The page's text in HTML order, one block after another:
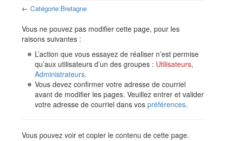
← Catégorie:Bretagne
Vous ne pouvez pas modifier cette page, pour les
raisons suivantes :
L’action que vous essayez de réaliser n’est permise
qu’aux utilisateurs d’un des groupes : Utilisateurs,
Administrateurs.
Vous devez confirmer votre adresse de courriel
avant de modifier les pages. Veuillez entrer et valider
votre adresse de courriel dans vos préférences.
Vous pouvez voir et copier le contenu de cette page.